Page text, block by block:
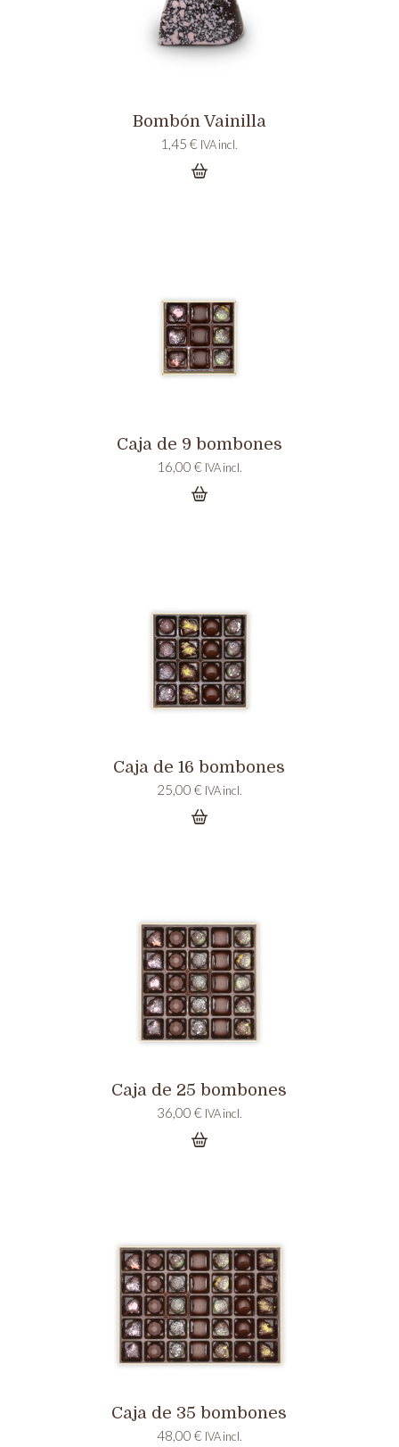
Bombón Vainilla
1,45€ IVA incl.
Caja de 9 bombones
16,00 € IVA incl.
Caja de 16 bombones
25,00 € IVA incl.
Caja de 25 bombones
36,00 € IVA incl.
Caja de 35 bombones
48,00 € IVA incl.